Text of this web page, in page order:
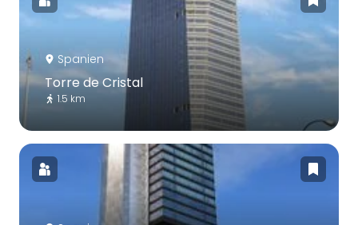
Spanien
Torre de Cristal
1.5 km